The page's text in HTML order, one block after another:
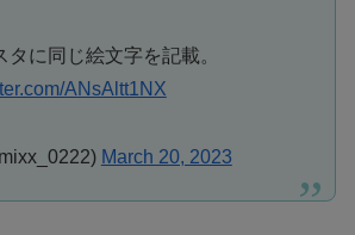
タに同じ絵文字を記載。
ANsAltt1NX
March 20, 2023